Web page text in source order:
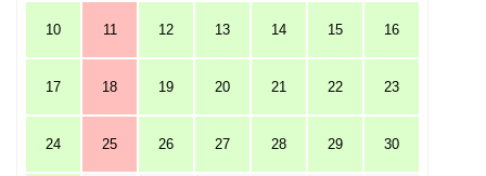
10 11 12 13 14 15 16
17 18 19 20 21 22 23
24 25 26 27 28 29 30